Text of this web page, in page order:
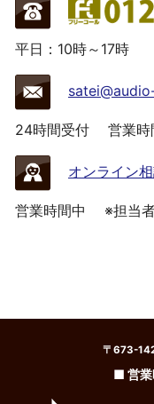
平日：10時～17時
24時間受付 営業
オンライン
営業時間中 ※担当
〒673-
■ 営業